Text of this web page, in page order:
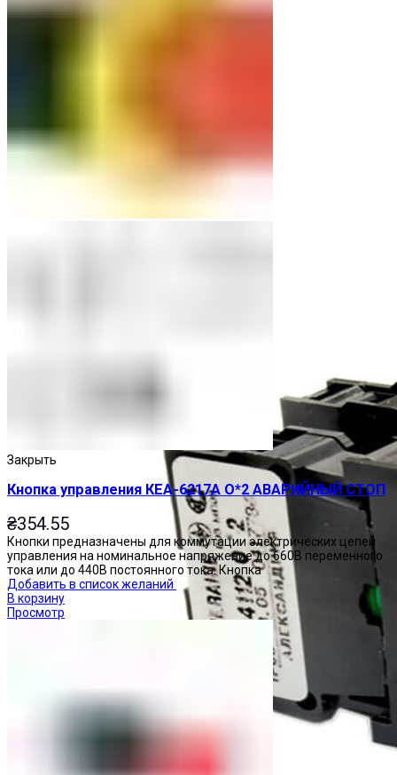
Закрыть
Кнопка управления КЕА-6217А О*2 АВАРИЙНЫЙ СТОП
₴354.55
Кнопки предназначены для коммутации электрических цепей
управления на номинальное напряжение до 660В переменного
тока или до 440В постоянного тока. Кнопка
Добавить в список желаний
В корзину
Просмотр